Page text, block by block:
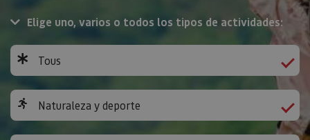
Elige uno, varios o todos los tipos de actividades:
Tous
Naturaleza y deporte